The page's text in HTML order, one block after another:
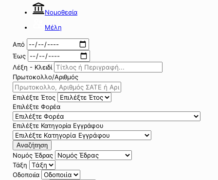
Νομοθεσία
Μέλη
Από
Έως
Λέξη - Κλειδί
Πρωτοκολλο/Αριθμός
Επιλέξτε Έτος
Επιλέξτε Φορέα
Επιλέξτε Κατηγορία Εγγράφου
Αναζήτηση
Νομός Έδρας
Τάξη
Οδοποιία